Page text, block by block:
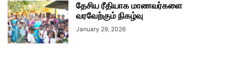
தேசிய ரீதியாக மாணவர்களை
வரவேற்கும் நிகழ்வு
January 29, 2026